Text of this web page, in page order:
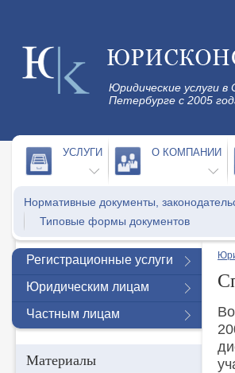
Юридические услуги в
Петербурге с 2005
УСЛУГИ О КОМПАНИИ
Нормативные документы,
Типовые формы документов
Регистрационные услуги
Юридическим лицам
Частным лицам
Материалы